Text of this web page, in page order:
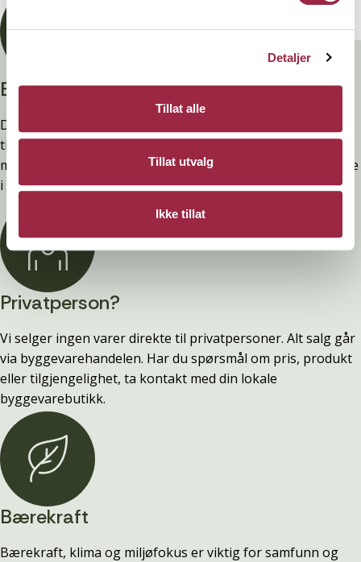
Detaljer
Tillat alle
Tillat utvalg
Ikke tillat
Branntestet
Denne kledninger er testet, dokumentert, godkjent og
tilfredsstiller preakseptert ytelse for brann (D-s2,d0) ved
montering. Ytelsen opprettholdes ved å følge anvisningene
i våre FDV-er.
Privatperson?
Vi selger ingen varer direkte til privatpersoner. Alt salg går
via byggevarehandelen. Har du spørsmål om pris, produkt
eller tilgjengelighet, ta kontakt med din lokale
byggevarebutikk.
Bærekraft
Bærekraft, klima og miljøfokus er viktig for samfunn og